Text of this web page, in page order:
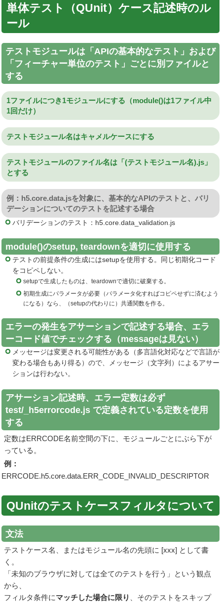
単体テスト（QUnit）ケース記述時のル
ール
テストモジュールは「APIの基本的なテスト」および
「フィーチャー単位のテスト」ごとに別ファイルと
する
1ファイルにつき1モジュールにする（module()は1ファイル中
1回だけ）
テストモジュール名はキャメルケースにする
テストモジュールのファイル名は「(テストモジュール名).js」
とする
例：h5.core.data.jsを対象に、基本的なAPIのテストと、バリ
デーションについてのテストを記述する場合
バリデーションのテスト：h5.core.data_validation.js
module()のsetup, teardownを適切に使用する
テストの前提条件の生成にはsetupを使用する。同じ初期化コード
をコピペしない。
setupで生成したものは、teardownで適切に破棄する。
初期生成にパラメータが必要（パラメータ化すればコピペせずに済むよう
になる）なら、（setupの代わりに）共通関数を作る。
エラーの発生をアサーションで記述する場合、エラ
ーコード値でチェックする（messageは見ない）
メッセージは変更される可能性がある（多言語化対応などで言語が
変わる場合もあり得る）ので、メッセージ（文字列）によるアサー
ションは行わない。
アサーション記述時、エラー定数は必ず
test/_h5errorcode.js で定義されている定数を使用
する
定数はERRCODE名前空間の下に、モジュールごとにぶら下が
っている。
例：
ERRCODE.h5.core.data.ERR_CODE_INVALID_DESCRIPTOR
QUnitのテストケースフィルタについて
文法
テストケース名、またはモジュール名の先頭に [xxx] として書
く。
「未知のブラウザに対しては全てのテストを行う」という観点
から、
フィルタ条件にマッチした場合に限り
、そのテストをスキップ